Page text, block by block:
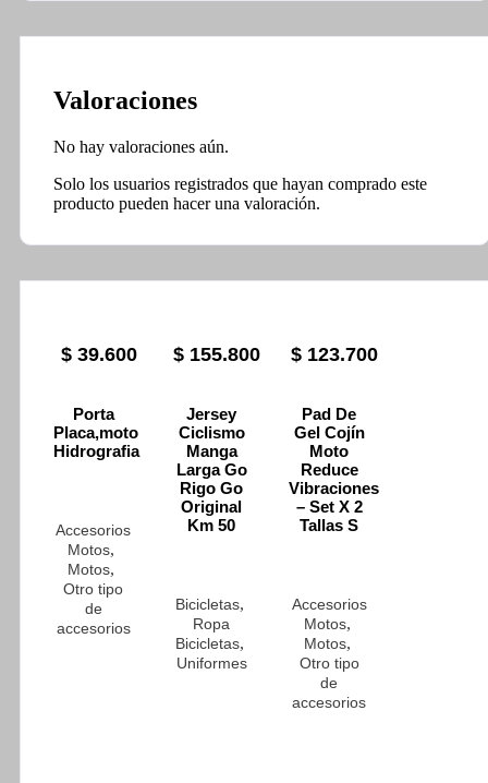
Valoraciones
No hay valoraciones aún.
Solo los usuarios registrados que hayan comprado este
producto pueden hacer una valoración.
$39.600
Porta
Placa,moto
Hidrografia
Accesorios
Motos,
Motos,
Otro tipo
de
accesorios
$ 155.800
Jersey
Ciclismo
Manga
Larga Go
Rigo Go
Original
Km 50
Bicicletas,
Ropa
Bicicletas,
Uniformes
$ 123.700
Pad De
Gel Cojín
Moto
Reduce
Vibraciones
– Set X 2
Tallas S
Accesorios
Motos,
Motos,
Otro tipo
de
accesorios